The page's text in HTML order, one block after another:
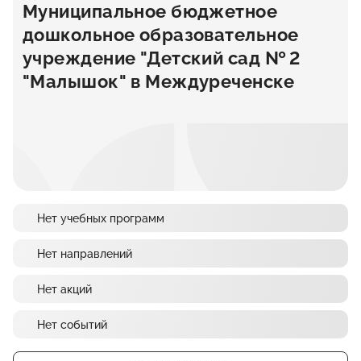
Муниципальное бюджетное
дошкольное образовательное
учреждение "Детский сад № 2
"Малышок" в Междуреченске
Нет учебных программ
Нет направлений
Нет акций
Нет событий